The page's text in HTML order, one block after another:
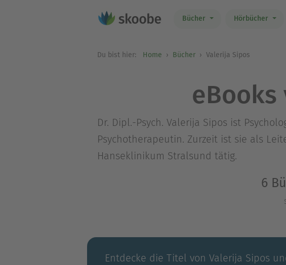
Bücher Hörbücher
Du bist hier: Home Bücher Valerija Sipos
eBooks
Dr. Dipl.-Psych. Valerija Sipos ist
Psychotherapeutin. Zurzeit ist sie als
Hanseklinikum Stralsund tätig.
6
Entdecke die Titel von Valerija Sipos